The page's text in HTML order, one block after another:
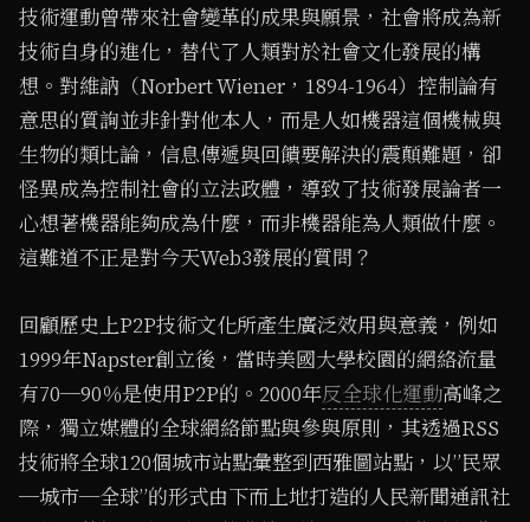
技術運動曾帶來社會變革的成果與願景，社會將成為新
技術自身的進化，替代了人類對於社會文化發展的構
想。對維訥（Norbert Wiener，1894-1964）控制論有
意思的質詢並非針對他本人，而是人如機器這個機械與
生物的類比論，信息傳遞與回饋要解決的震顛難題，卻
怪異成為控制社會的立法政體，導致了技術發展論者一
心想著機器能夠成為什麼，而非機器能為人類做什麼。
這難道不正是對今天Web3發展的質問？
回顧歷史上P2P技術文化所產生廣泛效用與意義，例如
1999年Napster創立後，當時美國大學校園的網絡流量
有70─90％是使用P2P的。2000年反全球化運動高峰之
際，獨立媒體的全球網絡節點與參與原則，其透過RSS
技術將全球120個城市站點彙整到西雅圖站點，以”民眾
─城市─全球”的形式由下而上地打造的人民新聞通訊社